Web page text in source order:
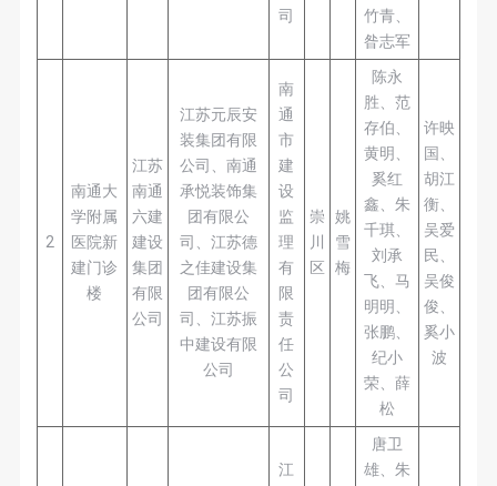
司
竹青、
昝志军
2
南通大
学附属
医院新
建门诊
楼
江苏
南通
六建
建设
集团
有限
公司
江苏元辰安
装集团有限
公司、南通
承悦装饰集
团有限公
司、江苏德
之佳建设集
团有限公
司、江苏振
中建设有限
公司
南
通
市
建
设
监
理
有
限
责
任
公
司
崇
川
区
姚
雪
梅
陈永
胜、范
存伯、
黄明、
奚红
鑫、朱
千琪、
刘承
飞、马
明明、
张鹏、
纪小
荣、薛
松
许映
国、
胡江
衡、
吴爱
民、
吴俊
俊、
奚小
波
江
唐卫
雄、朱